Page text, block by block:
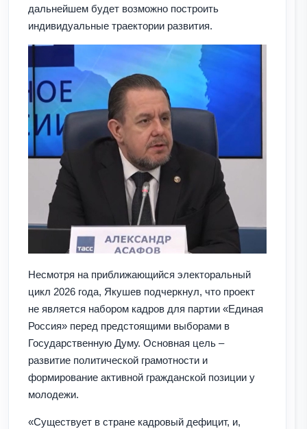
дальнейшем будет возможно построить
индивидуальные траектории развития.
Несмотря на приближающийся электоральный
цикл 2026 года, Якушев подчеркнул, что проект
не является набором кадров для партии «Единая
Россия» перед предстоящими выборами в
Государственную Думу. Основная цель –
развитие политической грамотности и
формирование активной гражданской позиции у
молодежи.
«Существует в стране кадровый дефицит, и,